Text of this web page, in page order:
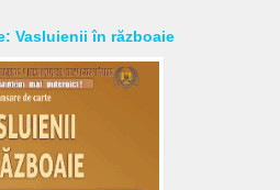
Vasluienii în războaie